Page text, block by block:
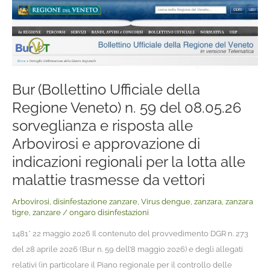
Bur (Bollettino Ufficiale della
Regione Veneto) n. 59 del 08.05.26
sorveglianza e risposta alle
Arbovirosi e approvazione di
indicazioni regionali per la lotta alle
malattie trasmesse da vettori
Arbovirosi, disinfestazione zanzare, Virus dengue, zanzara, zanzara
tigre, zanzare/ ongaro disinfestazioni
1481* 22 maggio 2026 Il contenuto del provvedimento DGR n. 273
del 28 aprile 2026 (Bur n. 59 dell’8 maggio 2026) e degli allegati
relativi (in particolare il Piano regionale per il controllo delle
Bur
(Bollettino
Ufficiale
della
Veneto)
59
del
08.05.26
sorveglianza
e
alle
approvazione